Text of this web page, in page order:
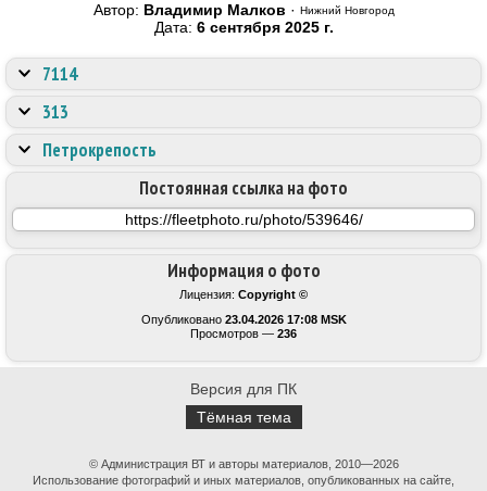
Автор: Владимир Малков · Нижний Новгород
Дата: 6 сентября 2025 г.
Информация о фото
Лицензия: Copyright ©
Опубликовано 23.04.2026 17:08 MSK
Просмотров — 236
Постоянная ссылка на фото
7114
313
Петрокрепость
Версия для ПК
Тёмная тема
© Администрация ВТ и авторы материалов, 2010—2026
Использование фотографий и иных материалов, опубликованных на сайте,